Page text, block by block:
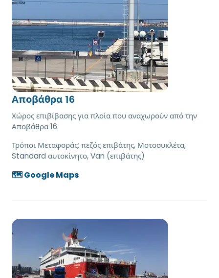
Αποβάθρα 16
Χώρος επιβίβασης για πλοία που αναχωρούν από την
Αποβάθρα 16.
Τρόποι Μεταφοράς: πεζός επιβάτης, Μοτοσυκλέτα,
Standard αυτοκίνητο, Van (επιβάτης)
🗺️ Google Maps